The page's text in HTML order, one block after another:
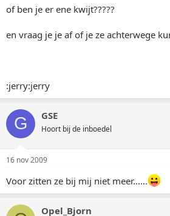
of ben je er ene kwijt?????
en vraag je je af of je ze achterwege
:jerry:jerry
G GSE
Hoort bij de inboedel
16 nov 2009
Voor zitten ze bij mij niet meer......
Opel_Bjorn